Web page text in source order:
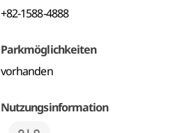
+82-1588-4888
Parkmöglichkeiten
vorhanden
Nutzungsinformation